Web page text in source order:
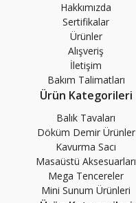
Hakkımızda
Sertifikalar
Ürünler
Alışveriş
İletişim
Bakım Talimatları
Ürün Kategorileri
Balık Tavaları
Döküm Demir Ürünler
Kavurma Sacı
Masaüstü Aksesuarları
Mega Tencereler
Mini Sunum Ürünleri